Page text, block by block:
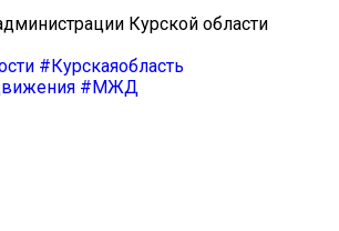
Курской области
#Курскаяобласть
#МЖД